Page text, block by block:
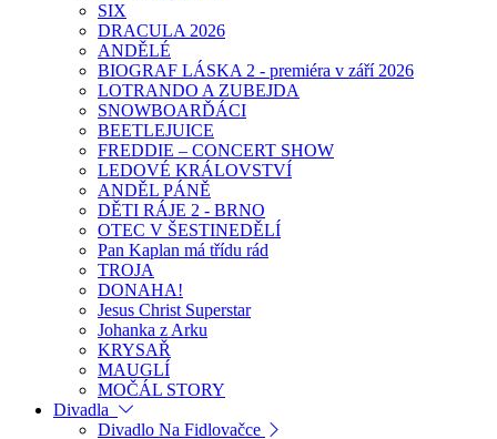
SIX
DRACULA 2026
ANDĚLÉ
BIOGRAF LÁSKA 2 - premiéra v září 2026
LOTRANDO A ZUBEJDA
SNOWBOARĎÁCI
BEETLEJUICE
FREDDIE – CONCERT SHOW
LEDOVÉ KRÁLOVSTVÍ
ANDĚL PÁNĚ
DĚTI RÁJE 2 - BRNO
OTEC V ŠESTINEDĚLÍ
Pan Kaplan má třídu rád
TROJA
DONAHA!
Jesus Christ Superstar
Johanka z Arku
KRYSAŘ
MAUGLÍ
MOČÁL STORY
Divadla
Divadlo Na Fidlovačce